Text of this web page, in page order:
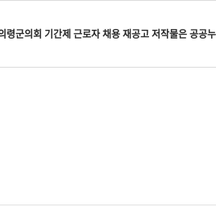
령군의회 기간제 근로자 채용 재공고저작물은 공공